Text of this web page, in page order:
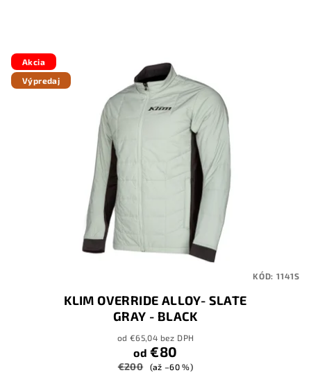
Akcia
Výpredaj
KLIM OVERRIDE ALLOY- SLATE
GRAY - BLACK
od €65,04 bez DPH
od €80
€200 (až –60 %)
KÓD: 1141S